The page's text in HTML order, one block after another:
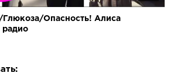
Глюкоза/Опасность! Алиса
радио